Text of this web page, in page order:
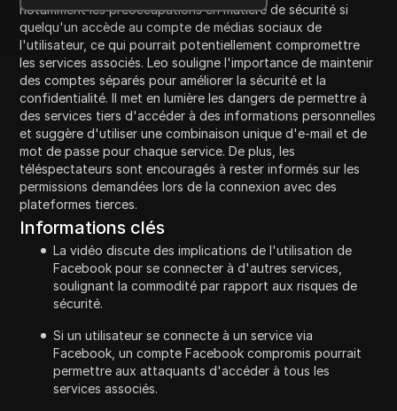
notamment les préoccupations en matière de sécurité si
quelqu'un accède au compte de médias sociaux de
l'utilisateur, ce qui pourrait potentiellement compromettre
les services associés. Leo souligne l'importance de maintenir
des comptes séparés pour améliorer la sécurité et la
confidentialité. Il met en lumière les dangers de permettre à
des services tiers d'accéder à des informations personnelles
et suggère d'utiliser une combinaison unique d'e-mail et de
mot de passe pour chaque service. De plus, les
téléspectateurs sont encouragés à rester informés sur les
permissions demandées lors de la connexion avec des
plateformes tierces.
Informations clés
La vidéo discute des implications de l'utilisation de
Facebook pour se connecter à d'autres services,
soulignant la commodité par rapport aux risques de
sécurité.
Si un utilisateur se connecte à un service via
Facebook, un compte Facebook compromis pourrait
permettre aux attaquants d'accéder à tous les
services associés.